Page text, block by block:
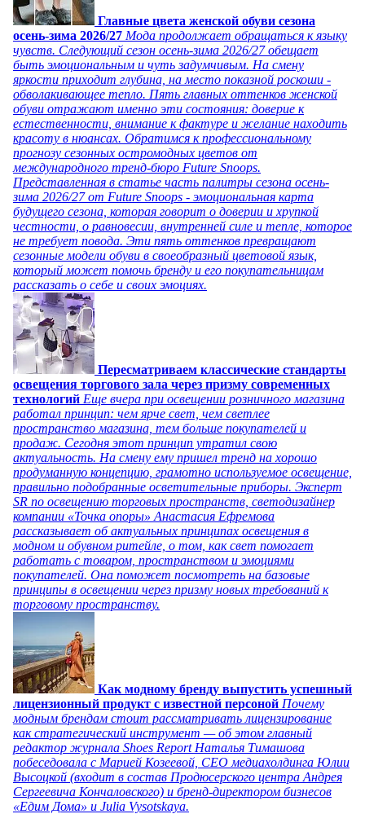
Главные цвета женской обуви сезона
осень-зима 2026/27 Мода продолжает обращаться к языку
чувств. Следующий сезон осень-зима 2026/27 обещает
быть эмоциональным и чуть задумчивым. На смену
яркости приходит глубина, на место показной роскоши -
обволакивающее тепло. Пять главных оттенков женской
обуви отражают именно эти состояния: доверие к
естественности, внимание к фактуре и желание находить
красоту в нюансах. Обратимся к профессиональному
прогнозу сезонных остромодных цветов от
международного тренд-бюро Future Snoops.
Представленная в статье часть палитры сезона осень-
зима 2026/27 от Future Snoops - эмоциональная карта
будущего сезона, которая говорит о доверии и хрупкой
честности, о равновесии, внутренней силе и тепле, которое
не требует повода. Эти пять оттенков превращают
сезонные модели обуви в своеобразный цветовой язык,
который может помочь бренду и его покупательницам
рассказать о себе и своих эмоциях.
Пересматриваем классические стандарты
освещения торгового зала через призму современных
технологий Еще вчера при освещении розничного магазина
работал принцип: чем ярче свет, чем светлее
пространство магазина, тем больше покупателей и
продаж. Сегодня этот принцип утратил свою
актуальность. На смену ему пришел тренд на хорошо
продуманную концепцию, грамотно используемое освещение,
правильно подобранные осветительные приборы. Эксперт
SR по освещению торговых пространств, светодизайнер
компании «Точка опоры» Анастасия Ефремова
рассказывает об актуальных принципах освещения в
модном и обувном ритейле, о том, как свет помогает
работать с товаром, пространством и эмоциями
покупателей. Она поможет посмотреть на базовые
принципы в освещении через призму новых требований к
торговому пространству.
Как модному бренду выпустить успешный
лицензионный продукт с известной персоной Почему
модным брендам стоит рассматривать лицензирование
как стратегический инструмент — об этом главный
редактор журнала Shoes Report Наталья Тимашова
побеседовала с Марией Козеевой, СЕО медиахолдинга Юлии
Высоцкой (входит в состав Продюсерского центра Андрея
Сергеевича Кончаловского) и бренд-директором бизнесов
«Едим Дома» и Julia Vysotskaya.